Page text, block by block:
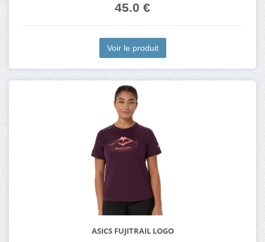
45.0 €
Voir le produit
ASICS FUJITRAIL LOGO